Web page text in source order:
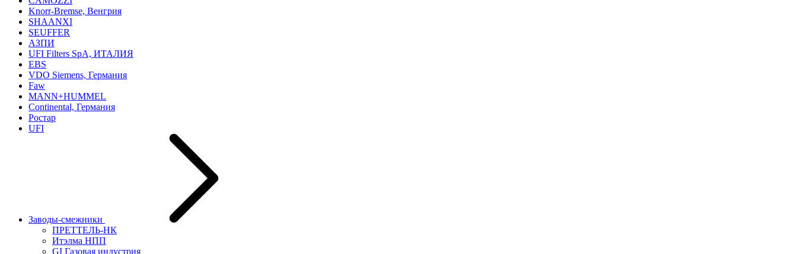
Knorr-Bremse, Венгрия
SHAANXI
SEUFFER
АЗПИ
UFI Filters SpA, ИТАЛИЯ
EBS
VDO Siemens, Германия
Faw
MANN+HUMMEL
Continental, Германия
Ростар
UFI
Заводы-смежники
ПРЕТТЕЛЬ-НК
Итэлма НПП
GI Газовая индустрия